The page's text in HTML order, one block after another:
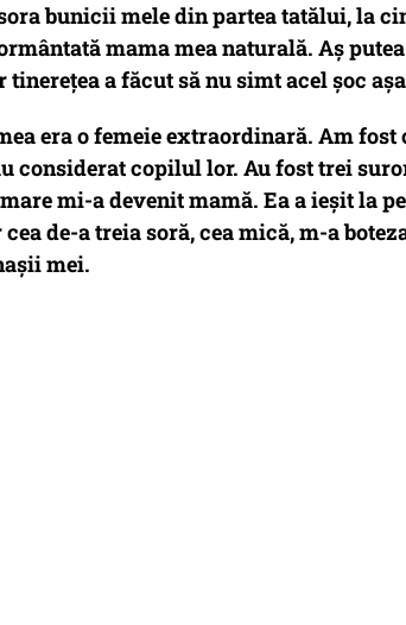
bunicii mele din partea tatălui, la
mama mea naturală. Aș
tinerețea a făcut să nu simt acel șoc
era o femeie extraordinară. Am
considerat copilul lor. Au fost trei
mi-a devenit mamă. Ea a ieșit la
de-a treia soră, cea mică, m-a
mei.